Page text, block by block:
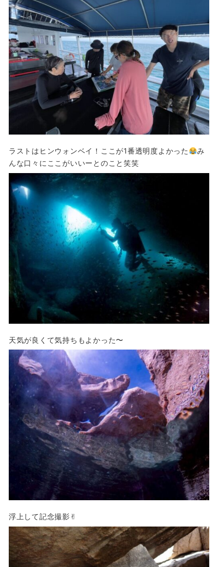
ラストはヒンウォンベイ！ここが1番透明度よかった
み
んな口々にここがいいーとのこと笑笑
天気が良くて気持ちもよかった〜
浮上して記念撮影✌︎